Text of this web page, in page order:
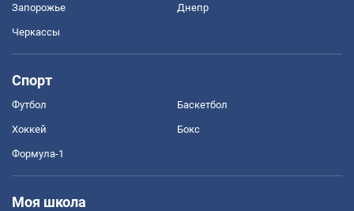
Запорожье Днепр
Черкассы
Спорт
Футбол Баскетбол
Хоккей Бокс
Формула-1
Моя школа